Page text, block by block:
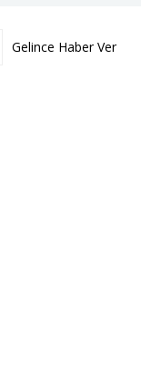
Gelince Haber Ver